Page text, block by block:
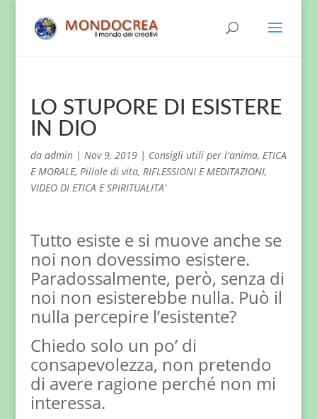
LO STUPORE DI ESISTERE
IN DIO
da admin| Nov 9, 2019| Consigli utili per l'anima, ETICA
E MORALE, Pillole di vita, RIFLESSIONI E MEDITAZIONI,
VIDEO DI ETICA E SPIRITUALITA'
Tutto esiste e si muove anche se
noi non dovessimo esistere.
Paradossalmente, però, senza di
noi non esisterebbe nulla. Può il
nulla percepire l’esistente?
Chiedo solo un po’ di
consapevolezza, non pretendo
di avere ragione perché non mi
interessa.